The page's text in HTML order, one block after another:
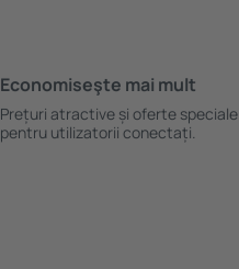
Economiseşte mai mult
Prețuri atractive și oferte speciale
pentru utilizatorii conectați.